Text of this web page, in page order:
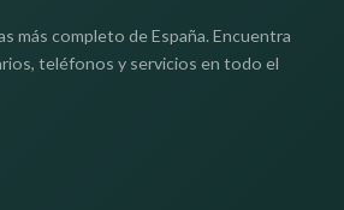
más completo de España. Encuentra
teléfonos y servicios en todo el